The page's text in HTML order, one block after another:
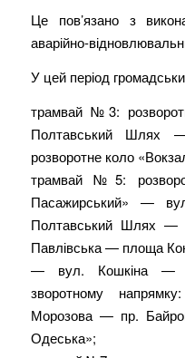
Це пов’язано з
аварійно-
У цей період
трамвай №3:
Полтавський Шлях
розворотне коло
трамвай №5:
Пасажирський» —
Полтавський Шлях —
Павлівська — площа
— вул. Кошкіна —
зворотному
Морозова — пр.
Одеська»;